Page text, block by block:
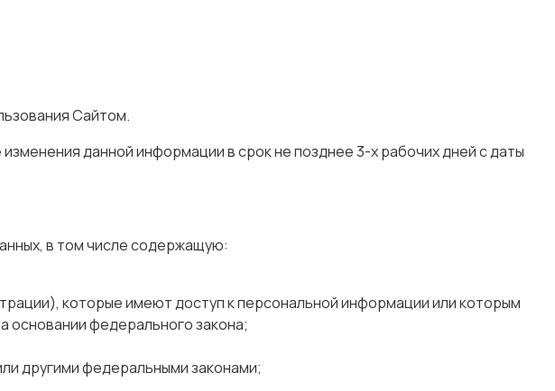
Сайтом.
данной информации в срок не позднее 3-х рабочих дней с даты
в том числе содержащую:
которые имеют доступ к персональной информации или которым
основании федерального закона;
другими федеральными законами;